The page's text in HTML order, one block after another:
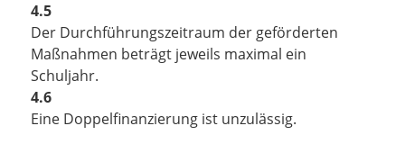
4.5
Der Durchführungszeitraum der geförderten
Maßnahmen beträgt jeweils maximal ein
Schuljahr.
4.6
Eine Doppelfinanzierung ist unzulässig.